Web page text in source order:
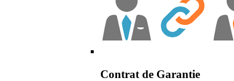
Contrat de Garantie